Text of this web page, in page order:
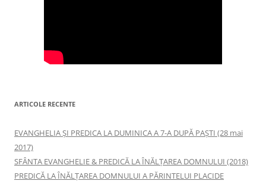
ARTICOLE RECENTE
EVANGHELIA ȘI PREDICA LA DUMINICA A 7-A DUPĂ PAȘTI (28 mai
2017)
SFÂNTA EVANGHELIE & PREDICĂ LA ÎNĂLŢAREA DOMNULUI (2018)
PREDICĂ LA ÎNĂLŢAREA DOMNULUI A PĂRINTELUI PLACIDE